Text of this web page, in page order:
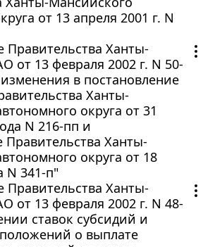
от 13 апреля 2001 г. N
Правительства Ханты-
от 13 февраля 2002 г. N 50-
в постановление
Ханты-
округа от 31
N 216-пп и
Правительства Ханты-
округа от 18
N 341-п"
Правительства Ханты-
от 13 февраля 2002 г. N 48-
ставок субсидий и
о выплате